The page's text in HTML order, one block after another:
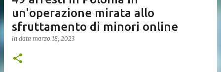
un'operazione mirata allo
sfruttamento di minori online
in data marzo 18, 2023